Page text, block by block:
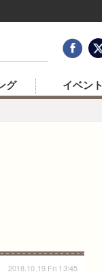
グ イベント
2018.10.19 Fri 13:45